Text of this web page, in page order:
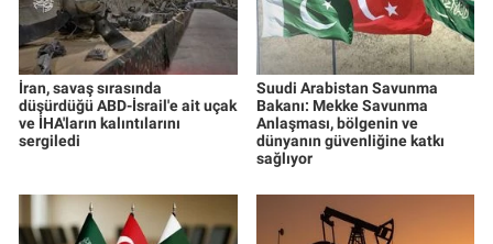
İran, savaş sırasında
düşürdüğü ABD-İsrail'e ait uçak
ve İHA'ların kalıntılarını
sergiledi
Suudi Arabistan Savunma
Bakanı: Mekke Savunma
Anlaşması, bölgenin ve
dünyanın güvenliğine katkı
sağlıyor